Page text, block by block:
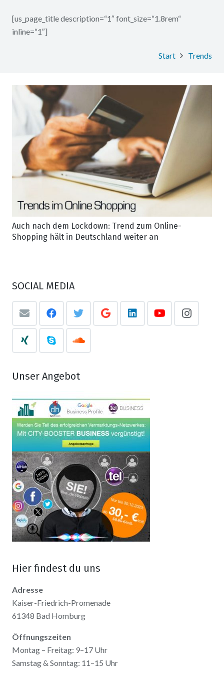
[us_page_title description=“1″ font_size=“1.8rem“
inline=“1″]
Start Trends
Auch nach dem Lockdown: Trend zum Online-
Shopping hält in Deutschland weiter an
SOCIAL MEDIA
Unser Angebot
Hier findest du uns
Adresse
Kaiser-Friedrich-Promenade
61348 Bad Homburg
Öffnungszeiten
Montag – Freitag: 9–17 Uhr
Samstag & Sonntag: 11–15 Uhr